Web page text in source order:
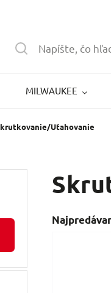
MILWAUKEE
Uťahovanie